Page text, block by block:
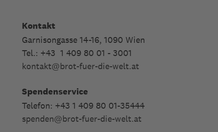
Kontakt
Garnisongasse 14-16, 1090 Wien
Tel.: +43 1 409 80 01 - 3001
kontakt@brot-fuer-die-welt.at
Spendenservice
Telefon: +43 1 409 80 01-35444
spenden@brot-fuer-die-welt.at